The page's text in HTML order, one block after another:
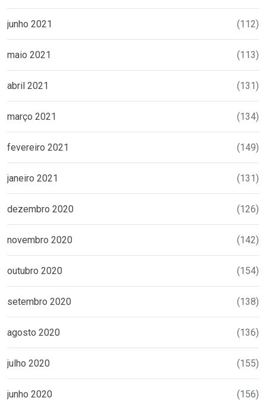
junho 2021 (112)
maio 2021 (113)
abril 2021 (131)
março 2021 (134)
fevereiro 2021 (149)
janeiro 2021 (131)
dezembro 2020 (126)
novembro 2020 (142)
outubro 2020 (154)
setembro 2020 (138)
agosto 2020 (136)
julho 2020 (155)
junho 2020 (156)